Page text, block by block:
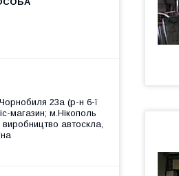
23а (р-н 6-ї
магазин; м.Нікополь
автоскла,